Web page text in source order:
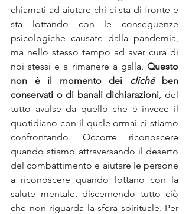
chiamati ad aiutare chi ci sta di fronte e
sta lottando con le conseguenze
psicologiche causate dalla pandemia,
ma nello stesso tempo ad aver cura di
noi stessi e a rimanere a galla. Questo
non è il momento dei cliché ben
conservati o di banali dichiarazioni, del
tutto avulse da quello che è invece il
quotidiano con il quale ormai ci stiamo
confrontando. Occorre riconoscere
quando stiamo attraversando il deserto
del combattimento e aiutare le persone
a riconoscere quando lottano con la
salute mentale, discernendo tutto ciò
che non riguarda la sfera spirituale. Per